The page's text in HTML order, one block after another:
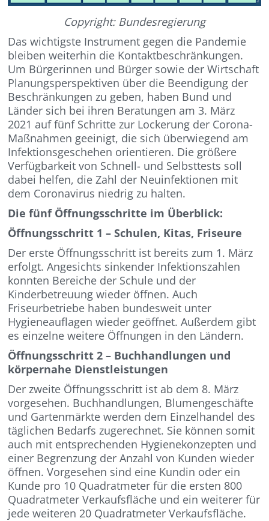
Copyright: Bundesregierung
Das wichtigste Instrument gegen die Pandemie
bleiben weiterhin die Kontaktbeschränkungen.
Um Bürgerinnen und Bürger sowie der Wirtschaft
Planungsperspektiven über die Beendigung der
Beschränkungen zu geben, haben Bund und
Länder sich bei ihren Beratungen am 3. März
2021 auf fünf Schritte zur Lockerung der Corona-
Maßnahmen geeinigt, die sich überwiegend am
Infektionsgeschehen orientieren. Die größere
Verfügbarkeit von Schnell- und Selbsttests soll
dabei helfen, die Zahl der Neuinfektionen mit
dem Coronavirus niedrig zu halten.
Die fünf Öffnungsschritte im Überblick:
Öffnungsschritt 1 – Schulen, Kitas, Friseure
Der erste Öffnungsschritt ist bereits zum 1. März
erfolgt. Angesichts sinkender Infektionszahlen
konnten Bereiche der Schule und der
Kinderbetreuung wieder öffnen. Auch
Friseurbetriebe haben bundesweit unter
Hygieneauflagen wieder geöffnet. Außerdem gibt
es einzelne weitere Öffnungen in den Ländern.
Öffnungsschritt 2 – Buchhandlungen und
körpernahe Dienstleistungen
Der zweite Öffnungsschritt ist ab dem 8. März
vorgesehen. Buchhandlungen, Blumengeschäfte
und Gartenmärkte werden dem Einzelhandel des
täglichen Bedarfs zugerechnet. Sie können somit
auch mit entsprechenden Hygienekonzepten und
einer Begrenzung der Anzahl von Kunden wieder
öffnen. Vorgesehen sind eine Kundin oder ein
Kunde pro 10 Quadratmeter für die ersten 800
Quadratmeter Verkaufsfläche und ein weiterer für
jede weiteren 20 Quadratmeter Verkaufsfläche.